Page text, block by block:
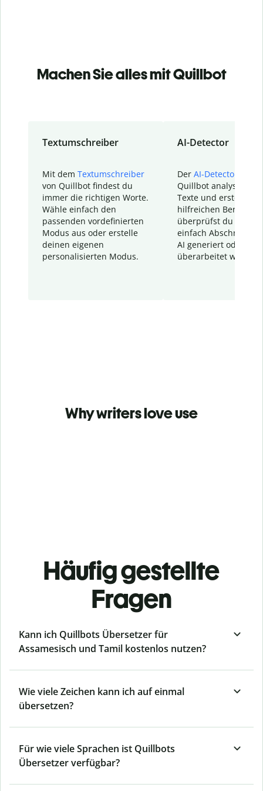
Machen Sie alles mit Quillbot
Textumschreiber
Mit dem Textumschreiber
von Quillbot findest du
immer die richtigen Worte.
Wähle einfach den
passenden vordefinierten
Modus aus oder erstelle
deinen eigenen
personalisierten Modus.
AI-Detector
Der AI-Detector
Quillbot analysiert
Texte und erstellt
hilfreichen Bericht.
überprüfst du
einfach Abschnitte,
AI generiert oder
überarbeitet wurden.
Why writers love use
Häufig gestellte
Fragen
Kann ich Quillbots Übersetzer für
Assamesisch und Tamil kostenlos nutzen?
Wie viele Zeichen kann ich auf einmal
übersetzen?
Für wie viele Sprachen ist Quillbots
Übersetzer verfügbar?